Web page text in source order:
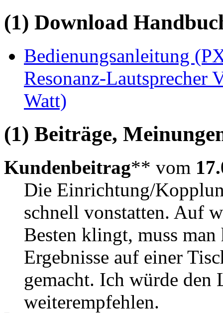
(1) Download
Bedienungsanleitung
Resonanz-Lautsprecher
Watt)
(1) Beiträge,
Kundenbeitrag** vom
Die Einrichtung/
schnell vonstatten. Auf
Besten klingt, muss
Ergebnisse auf einer
gemacht. Ich würde den
weiterempfehlen.